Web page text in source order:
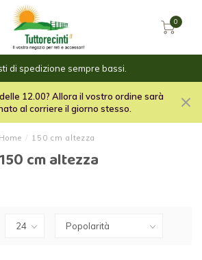
0
di spedizione sempre bassi.
12.00? Allora il vostro ordine sarà
al corriere il giorno stesso.
Home / 150 cm altezza
150 cm altezza